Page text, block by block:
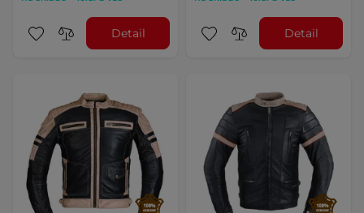
Detail Detail